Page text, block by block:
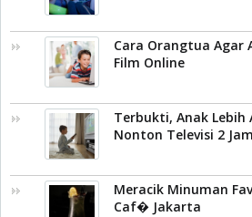
Cara Orangtua Agar
Film Online
Terbukti, Anak Lebih
Nonton Televisi 2
Meracik Minuman
Caf� Jakarta